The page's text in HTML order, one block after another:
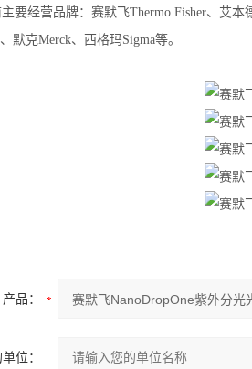
要经营品牌：赛默飞Thermo Fisher、艾
默克Merck、西格玛Sigma等。
产品：
位：